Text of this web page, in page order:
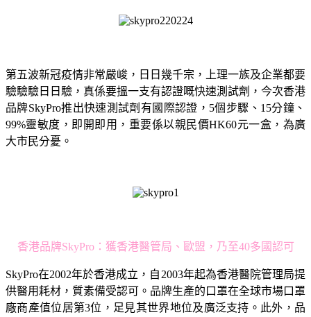
第五波新冠疫情非常嚴峻，日日幾千宗，上理一族及企業都要
驗驗驗日日驗，真係要搵一支有認證嘅快速測試劑，今次香港
品牌SkyPro推出快速測試劑有國際認證，5個步驟、15分鐘、
99%靈敏度，即開即用，重要係以親民價HK60元一盒，為廣
大市民分憂。
香港品牌SkyPro：獲香港醫管局、歐盟，乃至40多國認可
SkyPro在2002年於香港成立，自2003年起為香港醫院管理局提
供醫用耗材，質素備受認可。品牌生產的口罩在全球市場口罩
廠商產值位居第3位，足見其世界地位及廣泛支持。此外，品